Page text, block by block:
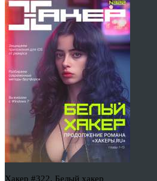
Хакер #322. Белый хакер